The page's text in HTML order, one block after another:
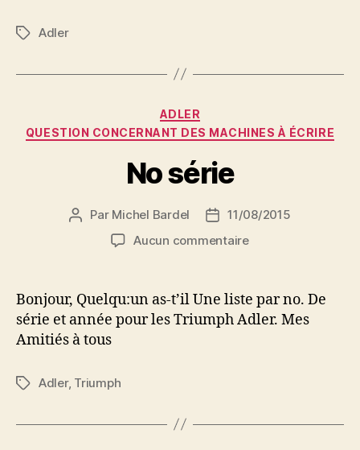
Étiquettes
Adler
Catégories
ADLER
QUESTION CONCERNANT DES MACHINES À ÉCRIRE
No série
Auteur
l’article
Par Michel Bardel
Date11/08/2015
Aucun commentairesur
Bonjour, Quelqu:un as-t’il Une liste par no. De
série et année pour les Triumph Adler. Mes
Amitiés à tous
Étiquettes
Adler, Triumph